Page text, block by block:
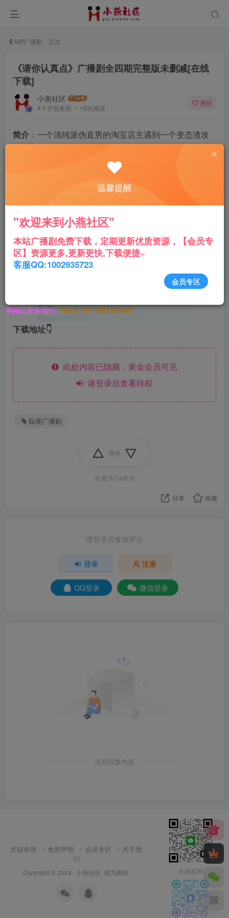
VIP广播剧 正文
《请你认真点》广播剧全四期完整版未删减[在线
下载]
小燕社区
4个月前更新 19次阅读
关注
简介 ：一个清纯派伪直男的淘宝店主遇到一个变态渣攻
评，不让吻还要差评……面对如此变态的渣攻，清纯派
伪直男决定与他死磕到底！
下载地址👇
此处内容已隐藏，黄金会员可见
请登录后查看特权
耽美广播剧
评分
欢迎为Ta评分
分享 收藏
请登录后发表评论
登录 注册
QQ登录 微信登录
没有回复内容
友链申请 免责声明 会员专区
关于我
们
Copyright © 2024 · 小燕社区 ·强力驱动. 在线咨询
温馨提醒
"欢迎来到小燕社区"
本站广播剧免费下载，定期更新优质资源，【会员专
区】资源更多,更新更快,下载便捷~
客服QQ:1002935723
会员专区
本站已安全运行: 789天19小时37分34秒